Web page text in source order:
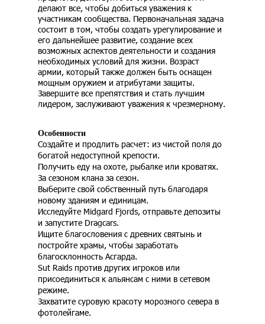
делают все, чтобы добиться уважения к
участникам сообщества. Первоначальная задача
состоит в том, чтобы создать урегулирование и
его дальнейшее развитие, создание всех
возможных аспектов деятельности и создания
необходимых условий для жизни. Возраст
армии, который также должен быть оснащен
мощным оружием и атрибутами защиты.
Завершите все препятствия и стать лучшим
лидером, заслуживают уважения к чрезмерному.
Особенности
Создайте и продлить расчет: из чистой поля до
богатой недоступной крепости.
Получить еду на охоте, рыбалке или кроватях.
За сезоном клана за сезон.
Выберите свой собственный путь благодаря
новому зданиям и единицам.
Исследуйте Midgard Fjords, отправьте депозиты
и запустите Dragcars.
Ищите благословения с древних святынь и
постройте храмы, чтобы заработать
благосклонность Асгарда.
Sut Raids против других игроков или
присоединиться к альянсам с ними в сетевом
режиме.
Захватите суровую красоту морозного севера в
фотолейгаме.